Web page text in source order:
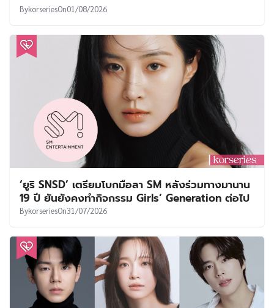
BykorseriesOn01/08/2026
‘ยูริ SNSD’ เตรียมโบกมือลา SM หลังร่วมทางมานาน
19 ปี ยันยังคงทำกิจกรรม Girls’ Generation ต่อไป
BykorseriesOn31/07/2026